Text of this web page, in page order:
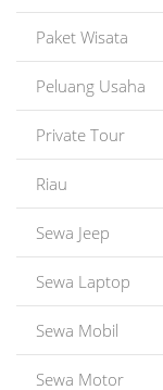
Paket Wisata
Peluang Usaha
Private Tour
Riau
Sewa Jeep
Sewa Laptop
Sewa Mobil
Sewa Motor